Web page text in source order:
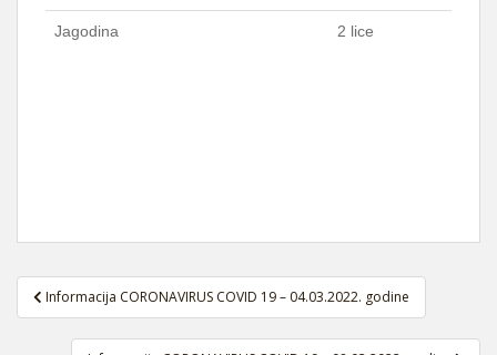
Jagodina 2 lice
Navigacija
članaka
Informacija CORONAVIRUS COVID 19 – 04.03.2022. godine